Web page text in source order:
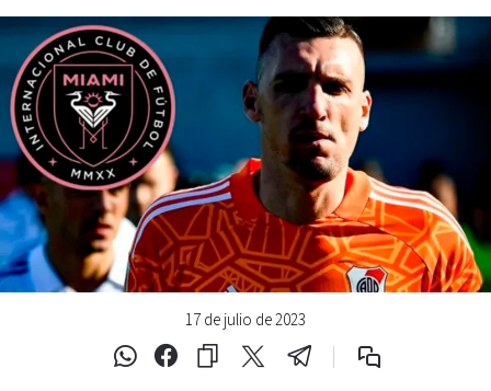
17 de julio de 2023